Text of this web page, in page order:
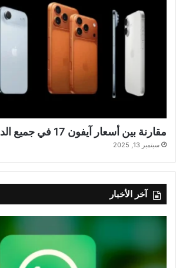
مقارنة بين أسعار آيفون 17 في جميع الدول العربية
سبتمبر 13, 2025
آخر الأخبار